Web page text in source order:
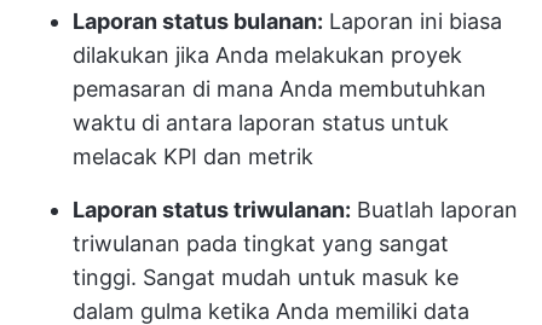
Laporan status bulanan: Laporan ini biasa
dilakukan jika Anda melakukan proyek
pemasaran di mana Anda membutuhkan
waktu di antara laporan status untuk
melacak KPI dan metrik
Laporan status triwulanan: Buatlah laporan
triwulanan pada tingkat yang sangat
tinggi. Sangat mudah untuk masuk ke
dalam gulma ketika Anda memiliki data